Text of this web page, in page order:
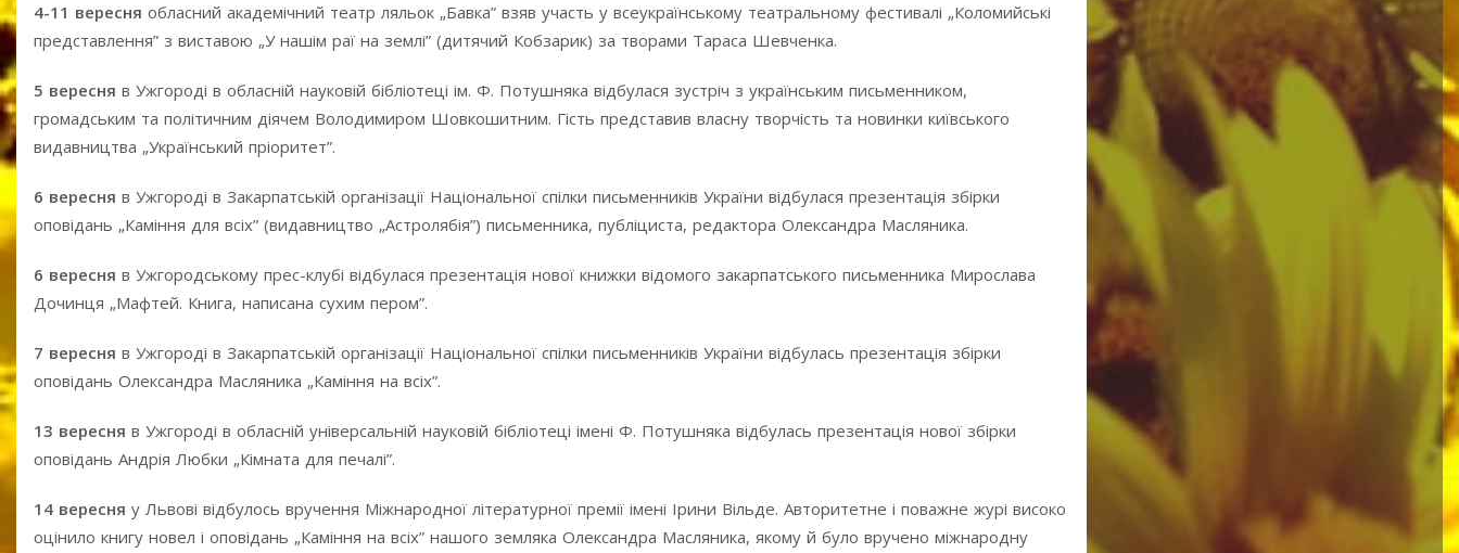
4-11 вересня обласний академічний театр ляльок „Бавка” взяв участь у всеукраїнському театральному фестивалі „Коломийські
представлення” з виставою „У нашім раї на землі” (дитячий Кобзарик) за творами Тараса Шевченка.
5 вересня в Ужгороді в обласній науковій бібліотеці ім. Ф. Потушняка відбулася зустріч з українським письменником,
громадським та політичним діячем Володимиром Шовкошитним. Гість представив власну творчість та новинки київського
видавництва „Український пріоритет”.
6 вересня в Ужгороді в Закарпатській організації Національної спілки письменників України відбулася презентація збірки
оповідань „Каміння для всіх” (видавництво „Астролябія”) письменника, публіциста, редактора Олександра Масляника.
6 вересня в Ужгородському прес-клубі відбулася презентація нової книжки відомого закарпатського письменника Мирослава
Дочинця „Мафтей. Книга, написана сухим пером”.
7 вересня в Ужгороді в Закарпатській організації Національної спілки письменників України відбулась презентація збірки
оповідань Олександра Масляника „Каміння на всіх”.
13 вересня в Ужгороді в обласній універсальній науковій бібліотеці імені Ф. Потушняка відбулась презентація нової збірки
оповідань Андрія Любки „Кімната для печалі”.
14 вересня у Львові відбулось вручення Міжнародної літературної премії імені Ірини Вільде. Авторитетне і поважне журі високо
оцінило книгу новел і оповідань „Каміння на всіх” нашого земляка Олександра Масляника, якому й було вручено міжнародну